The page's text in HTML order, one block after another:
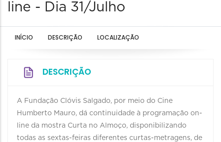
line - Dia 31/Julho
INÍCIO DESCRIÇÃO LOCALIZAÇÃO
DESCRIÇÃO
A Fundação Clóvis Salgado, por meio do Cine
Humberto Mauro, dá continuidade à programação on-
line da mostra Curta no Almoço, disponibilizando
todas as sextas-feiras diferentes curtas-metragens, de